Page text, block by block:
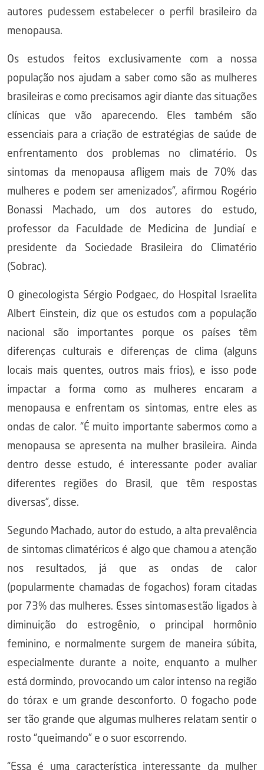
autores pudessem estabelecer o perfil brasileiro da
menopausa.
Os estudos feitos exclusivamente com a nossa
população nos ajudam a saber como são as mulheres
brasileiras e como precisamos agir diante das situações
clínicas que vão aparecendo. Eles também são
essenciais para a criação de estratégias de saúde de
enfrentamento dos problemas no climatério. Os
sintomas da menopausa afligem mais de 70% das
mulheres e podem ser amenizados”, afirmou Rogério
Bonassi Machado, um dos autores do estudo,
professor da Faculdade de Medicina de Jundiaí e
presidente da Sociedade Brasileira do Climatério
(Sobrac).
O ginecologista Sérgio Podgaec, do Hospital Israelita
Albert Einstein, diz que os estudos com a população
nacional são importantes porque os países têm
diferenças culturais e diferenças de clima (alguns
locais mais quentes, outros mais frios), e isso pode
impactar a forma como as mulheres encaram a
menopausa e enfrentam os sintomas, entre eles as
ondas de calor. “É muito importante sabermos como a
menopausa se apresenta na mulher brasileira. Ainda
dentro desse estudo, é interessante poder avaliar
diferentes regiões do Brasil, que têm respostas
diversas”, disse.
Segundo Machado, autor do estudo, a alta prevalência
de sintomas climatéricos é algo que chamou a atenção
nos resultados, já que as ondas de calor
(popularmente chamadas de fogachos) foram citadas
por 73% das mulheres. Esses sintomas estão ligados à
diminuição do estrogênio, o principal hormônio
feminino, e normalmente surgem de maneira súbita,
especialmente durante a noite, enquanto a mulher
está dormindo, provocando um calor intenso na região
do tórax e um grande desconforto. O fogacho pode
ser tão grande que algumas mulheres relatam sentir o
rosto “queimando” e o suor escorrendo.
“Essa é uma característica interessante da mulher